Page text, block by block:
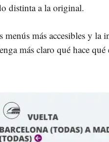
distinta a la original.
menús más accesibles y la
más claro qué hace qué